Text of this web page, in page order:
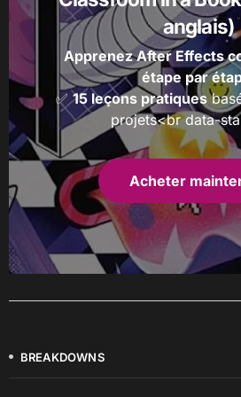
anglais)
Apprenez After Effects
étape par
✅15 leçons pratiques
projets<br data-
Acheter
BREAKDOWNS